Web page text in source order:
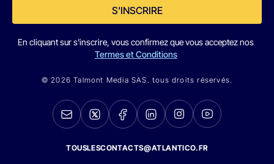
S'INSCRIRE
En cliquant sur s'inscrire, vous confirmez que vous acceptez nos
Termes et Conditions
© 2026 Talmont Media SAS. tous droits réservés.
TOUSLESCONTACTS@ATLANTICO.FR